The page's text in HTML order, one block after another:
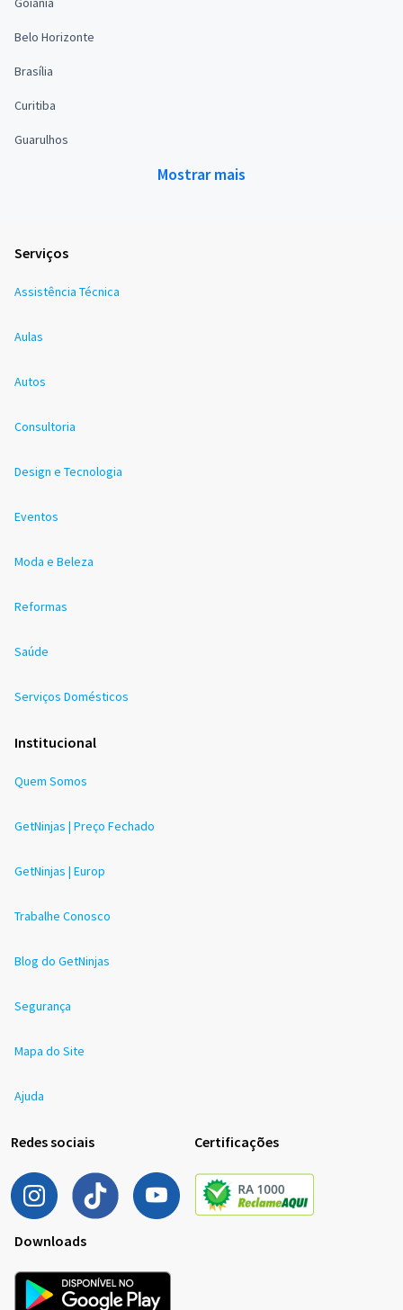
Belo Horizonte
Brasília
Curitiba
Guarulhos
Mostrar mais
Serviços
Assistência Técnica
Aulas
Autos
Consultoria
Design e Tecnologia
Eventos
Moda e Beleza
Reformas
Saúde
Serviços Domésticos
Institucional
Quem Somos
GetNinjas | Preço Fechado
GetNinjas | Europ
Trabalhe Conosco
Blog do GetNinjas
Segurança
Mapa do Site
Ajuda
Redes sociais Certificações
Downloads